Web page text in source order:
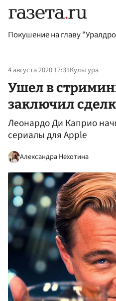
Покушение на главу
4 августа 2020 17:31Культура
Ушел в
заключил
Леонардо Ди Каприо
сериалы для Apple
Александра Нехотина